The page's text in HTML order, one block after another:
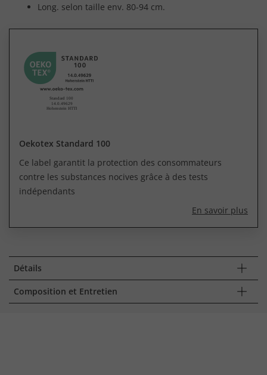
Long. selon taille env. 80-94 cm.
Oekotex Standard 100
Ce label garantit la protection des consommateurs
contre les substances nocives grâce à des tests
indépendants
En savoir plus
Détails
Composition et Entretien